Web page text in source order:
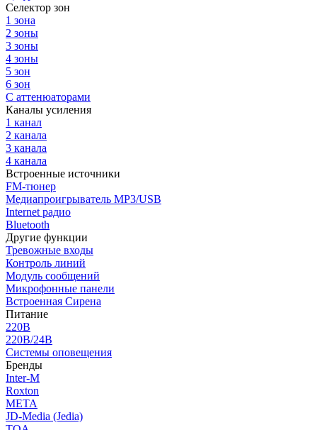
Селектор зон
1 зона
2 зоны
3 зоны
4 зоны
5 зон
6 зон
С аттенюаторами
Каналы усиления
1 канал
2 канала
3 канала
4 канала
Встроенные источники
FM-тюнер
Медиапроигрыватель MP3/USB
Internet радио
Bluetooth
Другие функции
Тревожные входы
Контроль линий
Модуль сообщений
Микрофонные панели
Встроенная Сирена
Питание
220В
220В/24В
Системы оповещения
Бренды
Inter-M
Roxton
МЕТА
JD-Media (Jedia)